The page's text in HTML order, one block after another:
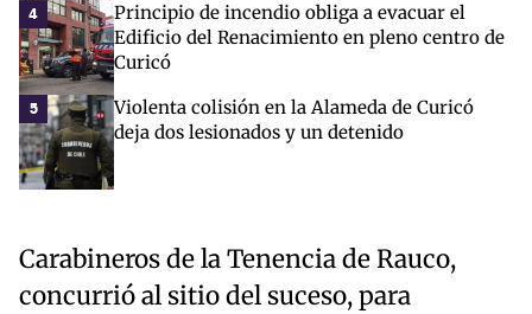
4
Principio de incendio obliga a evacuar el
Edificio del Renacimiento en pleno centro de
Curicó
5
Violenta colisión en la Alameda de Curicó
deja dos lesionados y un detenido
Carabineros de la Tenencia de Rauco,
concurrió al sitio del suceso, para